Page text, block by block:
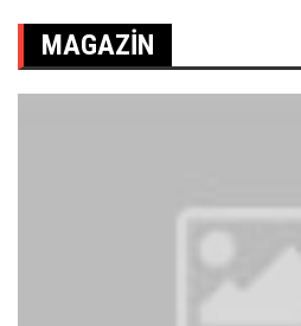
MAGAZIN